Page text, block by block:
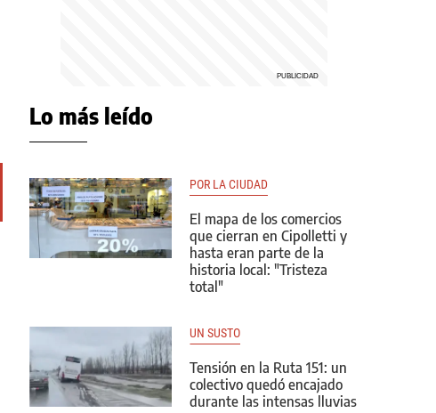
Lo más leído
POR LA CIUDAD
El mapa de los comercios
que cierran en Cipolletti y
hasta eran parte de la
historia local: "Tristeza
total"
UN SUSTO
Tensión en la Ruta 151: un
colectivo quedó encajado
durante las intensas lluvias